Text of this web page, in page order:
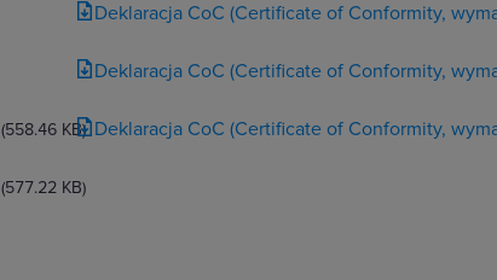
(558.46 KB)
(577.22 KB)
Deklaracja CoC (Certificate of Conformity,
Deklaracja CoC (Certificate of Conformity,
Deklaracja CoC (Certificate of Conformity,